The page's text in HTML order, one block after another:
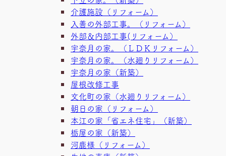
介護施設（リフォーム）
入善の外部工事。（リフォーム）
外部＆内部工事(リフォーム）
宇奈月の家。（ＬＤＫリフォーム）
宇奈月の家。（水廻りリフォーム）
宇奈月の家（新築）
屋根改修工事
文化町の家（水廻りリフォーム）
朝日の家（リフォーム）
本江の家「省エネ住宅」（新築）
栃屋の家（新築）
河鹿様（リフォーム）